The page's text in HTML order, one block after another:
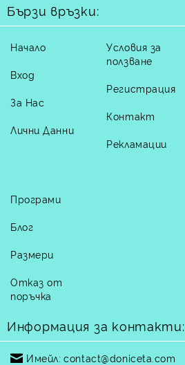
Бързи връзки:
Начало
Вход
За Нас
Лични Данни
Условия за
ползване
Регистрация
Контакт
Рекламации
Програми
Блог
Размери
Отказ от
поръчка
Информация за контакти:
Имейл: contact@doniceta.com